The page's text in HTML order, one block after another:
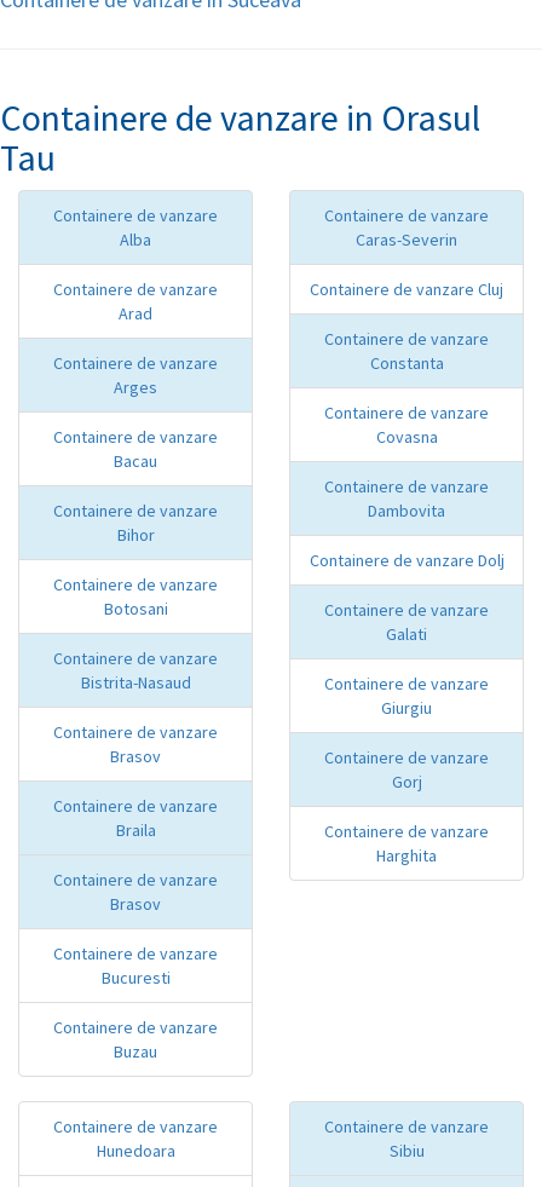
Containere de vanzare in Orasul
Tau
Containere de vanzare
Alba
Containere de vanzare
Arad
Containere de vanzare
Arges
Containere de vanzare
Bacau
Containere de vanzare
Bihor
Containere de vanzare
Botosani
Containere de vanzare
Bistrita-Nasaud
Containere de vanzare
Brasov
Containere de vanzare
Braila
Containere de vanzare
Brasov
Containere de vanzare
Bucuresti
Containere de vanzare
Buzau
Containere de vanzare
Caras-Severin
Containere de vanzare Cluj
Containere de vanzare
Constanta
Containere de vanzare
Covasna
Containere de vanzare
Dambovita
Containere de vanzare Dolj
Containere de vanzare
Galati
Containere de vanzare
Giurgiu
Containere de vanzare
Gorj
Containere de vanzare
Harghita
Containere de vanzare
Hunedoara
Containere de vanzare
Sibiu